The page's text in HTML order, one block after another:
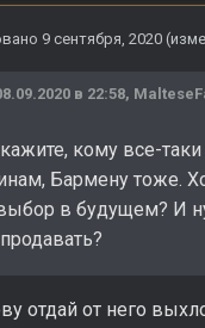
9 сентября, 2020
в 22:58,
кому все-
Бармену тоже.
в будущем? И
отдай от него